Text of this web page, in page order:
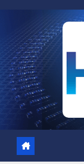
contenido